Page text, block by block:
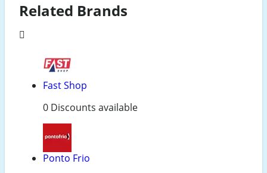
Related Brands
Fast Shop
0 Discounts available
Ponto Frio